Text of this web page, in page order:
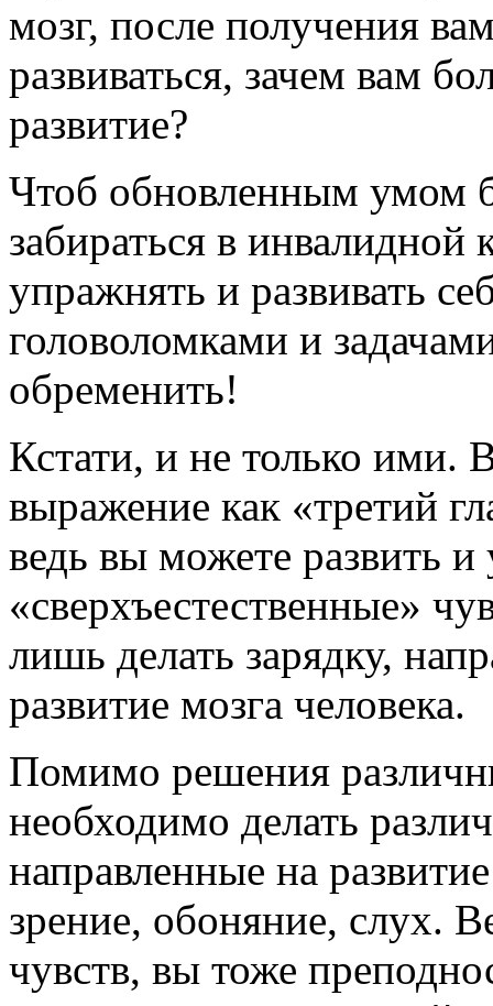
мозг, после получения
развиваться, зачем вам
развитие?
Чтоб обновленным умом
забираться в
упражнять и развивать
головоломками и
обременить!
Кстати, и не только ими.
выражение как «третий
ведь вы можете развить и
«сверхъестественные»
лишь делать зарядку,
развитие мозга человека.
Помимо решения
необходимо делать
направленные на
зрение, обоняние, слух.
чувств, вы тоже